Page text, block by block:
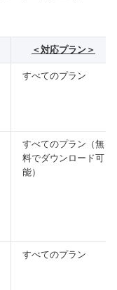
＜対応プラン＞
すべてのプラン
すべてのプラン（無
料でダウンロード可
能）
すべてのプラン